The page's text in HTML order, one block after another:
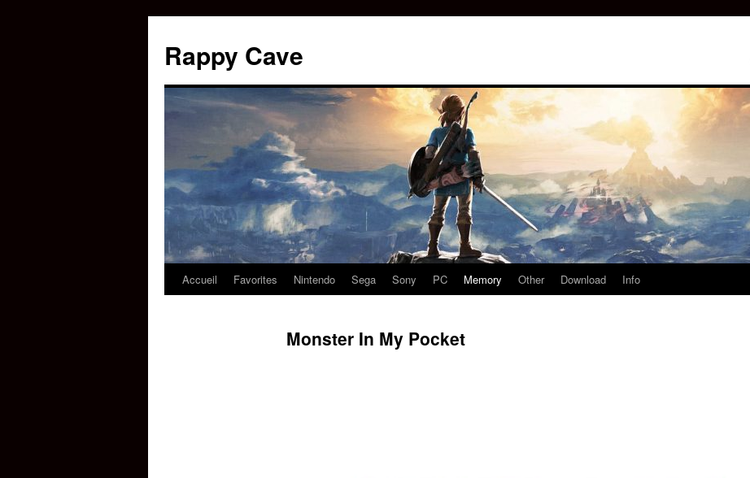
contenu
Rappy Cave
Accueil Favorites Nintendo Sega Sony PC Memory Other Download Info
Monster In My Pocket